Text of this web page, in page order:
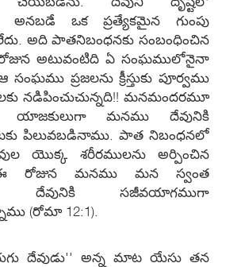
అనబడే ఒక ప్రత్యేకమైన గుంపు
అది పాతనిబంధనకు సంబంధించిన
అటువంటిది ఏ సంఘములోనైనా
ప్రజలను క్రీస్తుకు పూర్వము
నడిపించుచున్నది!! మనమందరమూ
యాజకులుగా మనము దేవునికి
పిలువబడినాము. పాత నిబంధనలో
యొక్క శరీరములను అర్పించిన
రోజున మనము మన స్వంత
దేవునికి సజీవయాగముగా
(రోమా 12:1).
దేవుడు'' అన్న మాట యేసు తన